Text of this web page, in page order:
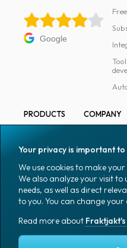
Google
PRODUCTS
Marking
Packaging
Packaging
accessories
Office goods
COMPANY
Media
Coworkers
Job & career
News
Blog
Your privacy is important to
We use cookies to make
We also analyze your visit
needs, as well as direct
to you. You can change your
Read more about